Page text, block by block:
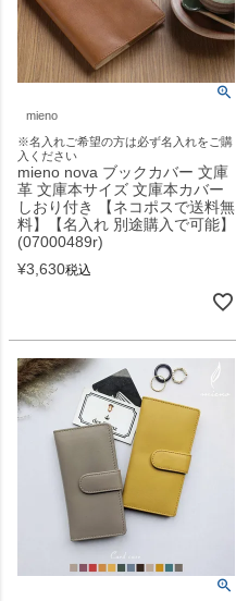
mieno
※名入れご希望の方は必ず名入れをご購
入ください
mieno nova ブックカバー 文庫
革 文庫本サイズ 文庫本カバー
しおり付き 【ネコポスで送料無
料】【名入れ 別途購入で可能】
(07000489r)
¥3,630税込